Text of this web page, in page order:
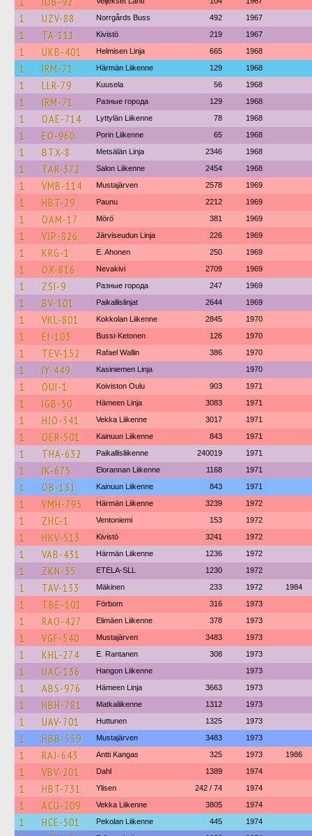
1 UZV-88 Norrgårds Buss 492 1967
1 TA-111 Kivistö 219 1967
1 UKB-401 Helmisen Linja 665 1968
1 IRM-71 Härmän Liikenne 129 1968
1 LLR-79 Kuusela 56 1968
1 IRM-71 Разные города 129 1968
1 OAE-714 Lyttylän Liikenne 78 1968
1 EO-960 Porin Liikenne 65 1968
1 BTX-8 Metsälän Linja 2346 1968
1 TAR-372 Salon Liikenne 2454 1968
1 VMB-114 Mustajärven 2578 1969
1 HBT-29 Paunu 2212 1969
1 OAM-17 Mörö 381 1969
1 VJP-826 Järviseudun Linja 226 1969
1 KRG-1 E. Ahonen 250 1969
1 OX-816 Nevakivi 2709 1969
1 ZSI-9 Разные города 247 1969
1 BV-101 Paikallislinjat 2644 1969
1 VKL-801 Kokkolan Liikenne 2845 1970
1 EI-103 Bussi-Ketonen 126 1970
1 TEV-152 Rafael Wallin 386 1970
1 IY-449 Kasiniemen Linja 1970
1 OUI-1 Koiviston Oulu 903 1971
1 IGB-50 Hämeen Linja 3083 1971
1 HJO-341 Vekka Liikenne 3017 1971
1 OER-501 Kainuun Liikenne 843 1971
1 THA-632 Paikallisliikenne 240019 1971
1 IK-675 Elorannan Liikenne 1168 1971
1 OB-131 Kainuun Liikenne 843 1971
1 VMH-795 Härmän Liikenne 3239 1972
1 ZHC-1 Ventoniemi 153 1972
1 HKV-513 Kivistö 3241 1972
1 VAB-431 Härmän Liikenne 1236 1972
1 ZKN-35 ETELA-SLL 1230 1972
1 TAV-133 Mäkinen 233 1972 1984
1 TBE-101 Förbom 316 1973
1 RAO-427 Elimäen Liikenne 378 1973
1 VGF-540 Mustajärven 3483 1973
1 KHL-274 E. Rantanen 308 1973
1 UAC-136 Hangon Liikenne 1973
1 ABS-976 Hämeen Linja 3663 1973
1 HBH-781 Matkaliikenne 1312 1973
1 UAV-701 Huttunen 1325 1973
1 HBB-559 Mustajärven 3483 1973
1 RAJ-643 Antti Kangas 325 1973 1986
1 VBV-201 Dahl 1389 1974
1 HBT-731 Ylisen 242 / 74 1974
1 ACU-209 Vekka Liikenne 3805 1974
1 HCE-501 Pekolan Liikenne 445 1974